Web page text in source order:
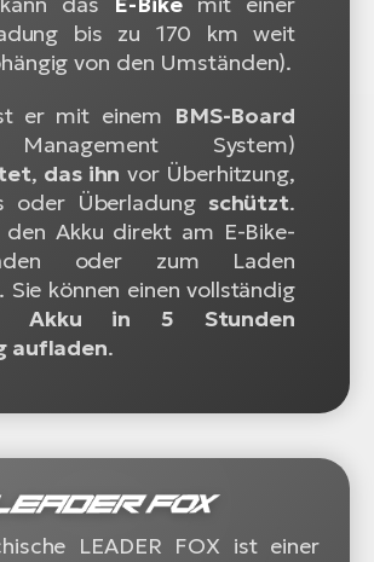
bis zu 170 km weit
von den Umständen).
er mit einem BMS-Board
System)
, das ihn vor Überhitzung,
oder Überladung schützt.
den Akku direkt am E-Bike-
oder zum Laden
Sie können einen vollständig
Akku in 5 Stunden
aufladen.
LEADER FOX ist einer